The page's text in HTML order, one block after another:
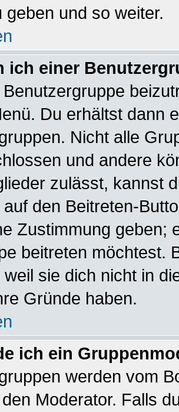
geben und so weiter.
ich einer
Du erhältst dann
Nicht alle
und andere
zulässt, kannst
auf den Beitreten-
Zustimmung geben;
beitreten möchtest.
weil sie dich nicht in
Gründe haben.
ich ein
werden vom
Moderator. Falls